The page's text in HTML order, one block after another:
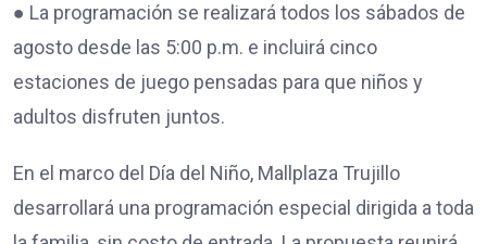
● La programación se realizará todos los sábados de
agosto desde las 5:00 p.m. e incluirá cinco
estaciones de juego pensadas para que niños y
adultos disfruten juntos.
En el marco del Día del Niño, Mallplaza Trujillo
desarrollará una programación especial dirigida a toda